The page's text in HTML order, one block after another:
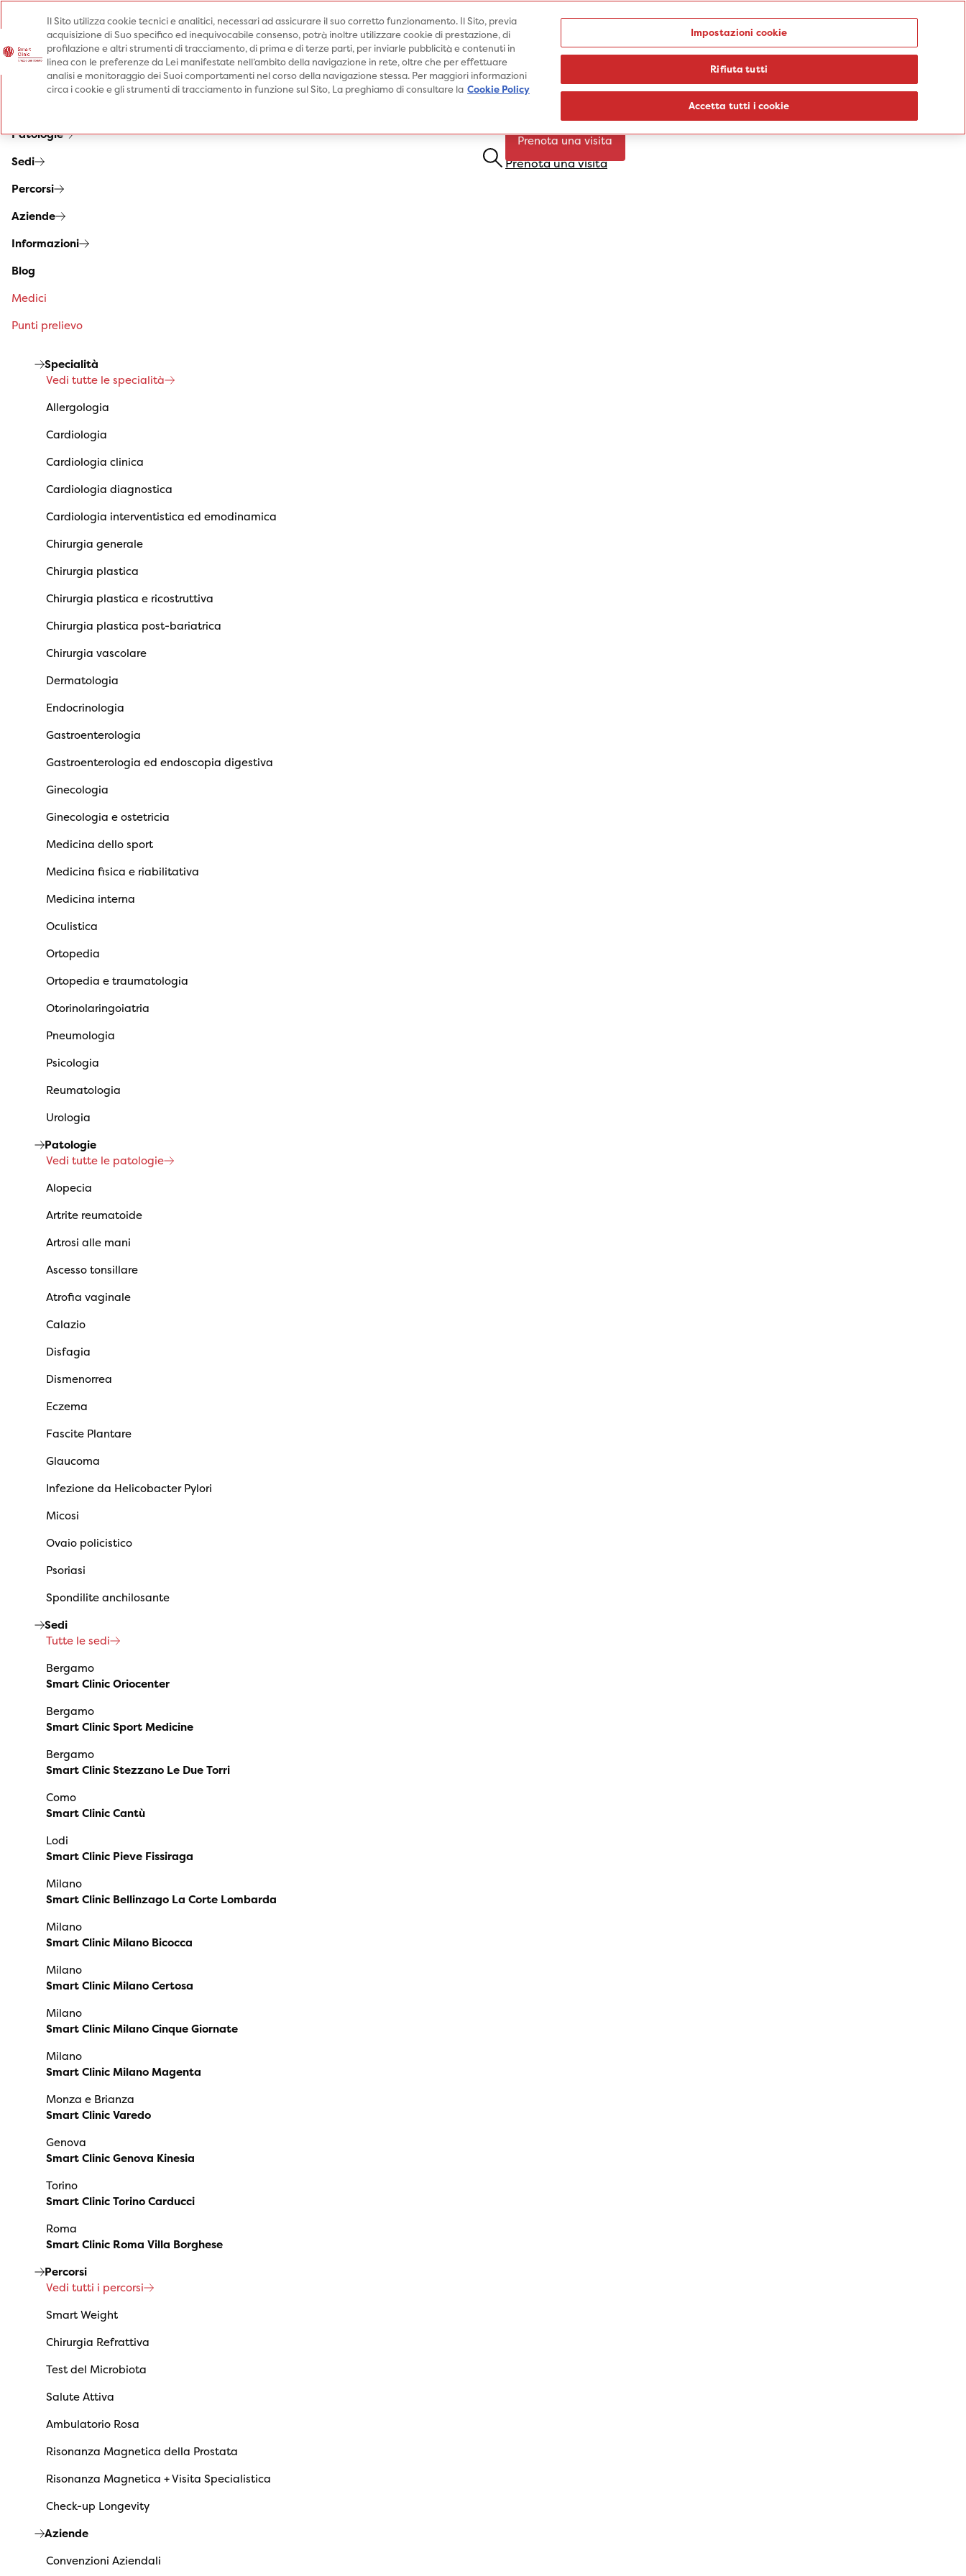
Prenota una visita
Prenota una visita
Specialità
Patologie
Sedi
Percorsi
Aziende
Informazioni
Blog
Medici
Punti prelievo
Specialità
Vedi tutte le specialità
Allergologia
Cardiologia
Cardiologia clinica
Cardiologia diagnostica
Cardiologia interventistica ed emodinamica
Chirurgia generale
Chirurgia plastica
Chirurgia plastica e ricostruttiva
Chirurgia plastica post-bariatrica
Chirurgia vascolare
Dermatologia
Endocrinologia
Gastroenterologia
Gastroenterologia ed endoscopia digestiva
Ginecologia
Ginecologia e ostetricia
Medicina dello sport
Medicina fisica e riabilitativa
Medicina interna
Oculistica
Ortopedia
Ortopedia e traumatologia
Otorinolaringoiatria
Pneumologia
Psicologia
Reumatologia
Urologia
Patologie
Vedi tutte le patologie
Alopecia
Artrite reumatoide
Artrosi alle mani
Ascesso tonsillare
Atrofia vaginale
Calazio
Disfagia
Dismenorrea
Eczema
Fascite Plantare
Glaucoma
Infezione da Helicobacter Pylori
Micosi
Ovaio policistico
Psoriasi
Spondilite anchilosante
Sedi
Tutte le sedi
Bergamo
Smart Clinic Oriocenter
Bergamo
Smart Clinic Sport Medicine
Bergamo
Smart Clinic Stezzano Le Due Torri
Como
Smart Clinic Cantù
Lodi
Smart Clinic Pieve Fissiraga
Milano
Smart Clinic Bellinzago La Corte Lombarda
Milano
Smart Clinic Milano Bicocca
Milano
Smart Clinic Milano Certosa
Milano
Smart Clinic Milano Cinque Giornate
Milano
Smart Clinic Milano Magenta
Monza e Brianza
Smart Clinic Varedo
Genova
Smart Clinic Genova Kinesia
Torino
Smart Clinic Torino Carducci
Roma
Smart Clinic Roma Villa Borghese
Percorsi
Vedi tutti i percorsi
Smart Weight
Chirurgia Refrattiva
Test del Microbiota
Salute Attiva
Ambulatorio Rosa
Risonanza Magnetica della Prostata
Risonanza Magnetica + Visita Specialistica
Check-up Longevity
Aziende
Convenzioni Aziendali
Medici Punti prelievo
Specialità PrestazioniPatologie Sedi Percorsi Aziende Informazioni
Prenota una visita
Prenota una visita
Il Sito utilizza cookie tecnici e analitici, necessari ad assicurare il suo corretto funzionamento. Il Sito, previa
acquisizione di Suo specifico ed inequivocabile consenso, potrà inoltre utilizzare cookie di prestazione, di
profilazione e altri strumenti di tracciamento, di prima e di terze parti, per inviarle pubblicità e contenuti in
linea con le preferenze da Lei manifestate nell’ambito della navigazione in rete, oltre che per effettuare
analisi e monitoraggio dei Suoi comportamenti nel corso della navigazione stessa. Per maggiori informazioni
circa i cookie e gli strumenti di tracciamento in funzione sul Sito, La preghiamo di consultare la Cookie Policy
Impostazioni cookie
Rifiuta tutti
Accetta tutti i cookie